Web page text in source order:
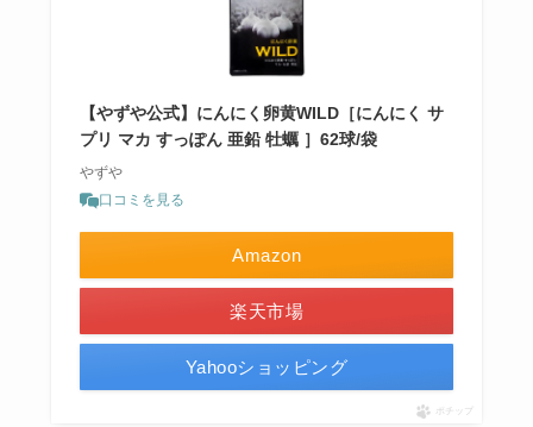
【やずや公式】にんにく卵黄WILD［にんにく サ
プリ マカ すっぽん 亜鉛 牡蠣 ］62球/袋
やずや
口コミを見る
Amazon
楽天市場
Yahooショッピング
ポチップ